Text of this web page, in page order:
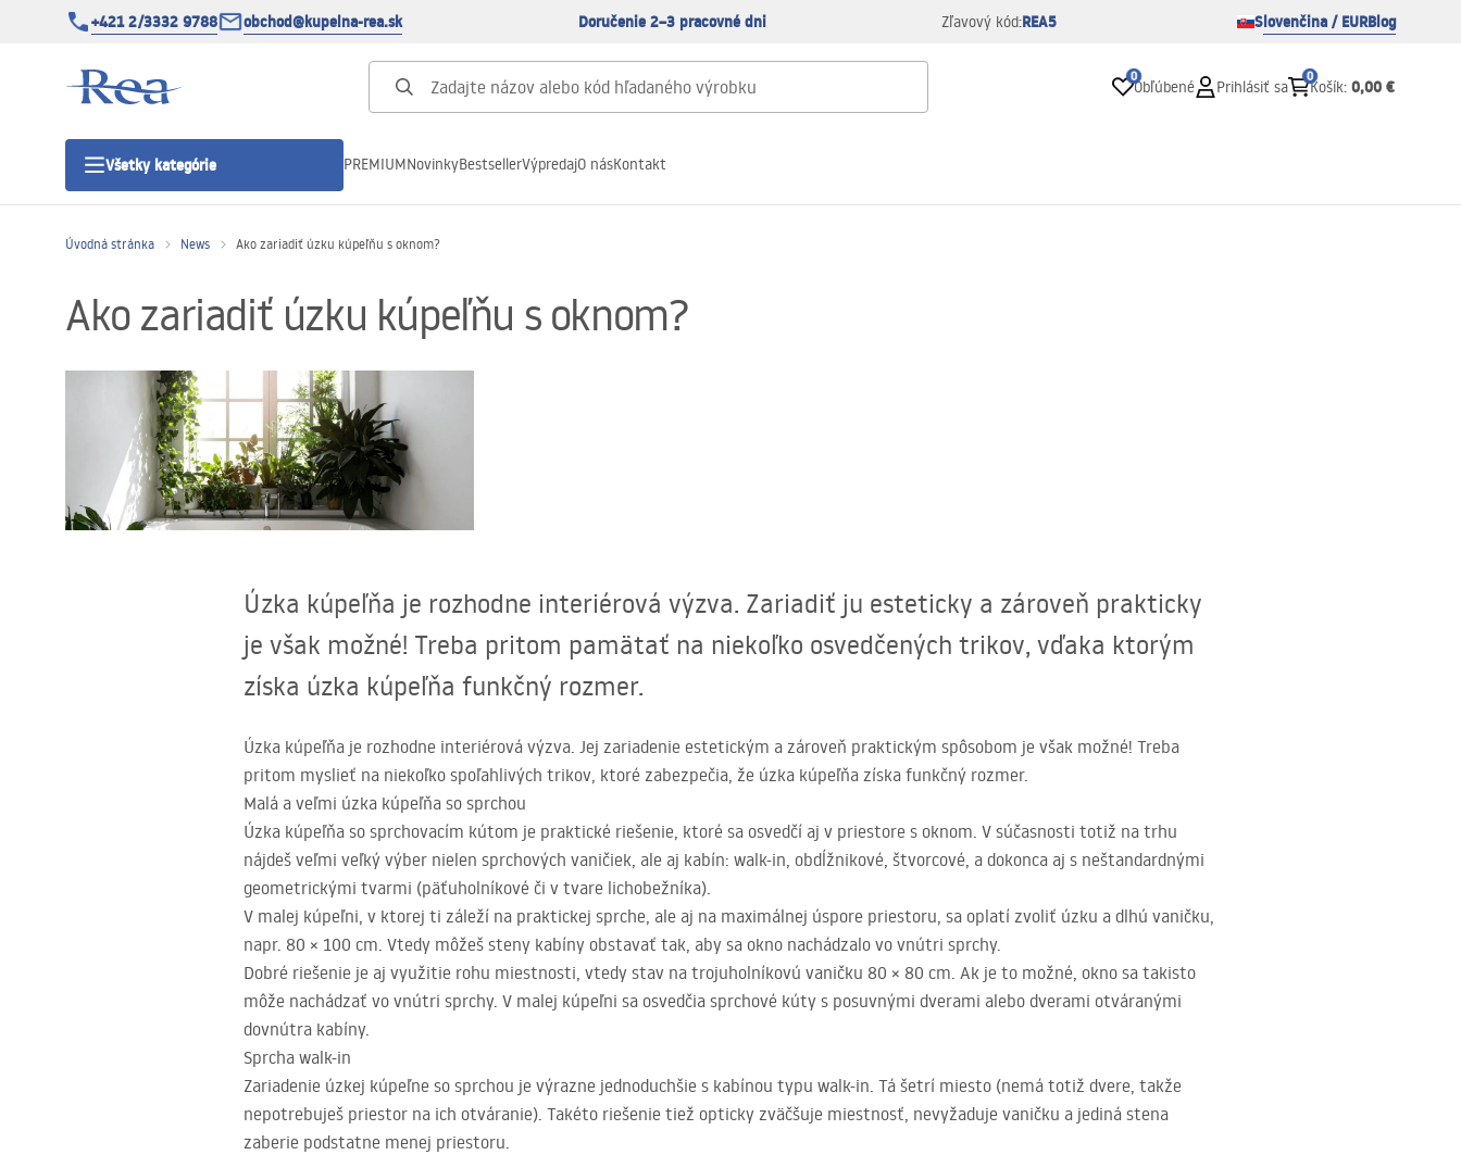
+421 2/3332 9788 obchod@kupelna-rea.sk Doručenie 2–3 pracovné dni Zľavový kód:REA5 Slovenčina / EURBlog
0
Obľúbené Prihlásiť sa
0
Košík: 0,00 €
Všetky kategórie
Sprchové dvere
Sprchové vaničky
Sprchové žľaby
Sanitárna keramika
Kúpeľňové doplnky a nábytok
PREMIUMNovinkyBestsellerVýpredajO násKontakt
Úvodná stránka News Ako zariadiť úzku kúpeľňu s oknom?
Ako zariadiť úzku kúpeľňu s oknom?
Úzka kúpeľňa je rozhodne interiérová výzva. Zariadiť ju esteticky a zároveň prakticky
je však možné! Treba pritom pamätať na niekoľko osvedčených trikov, vďaka ktorým
získa úzka kúpeľňa funkčný rozmer.
Úzka kúpeľňa je rozhodne interiérová výzva. Jej zariadenie estetickým a zároveň praktickým spôsobom je však možné! Treba
pritom myslieť na niekoľko spoľahlivých trikov, ktoré zabezpečia, že úzka kúpeľňa získa funkčný rozmer.
Malá a veľmi úzka kúpeľňa so sprchou
Úzka kúpeľňa so sprchovacím kútom je praktické riešenie, ktoré sa osvedčí aj v priestore s oknom. V súčasnosti totiž na trhu
nájdeš veľmi veľký výber nielen sprchových vaničiek, ale aj kabín: walk-in, obdĺžnikové, štvorcové, a dokonca aj s neštandardnými
geometrickými tvarmi (päťuholníkové či v tvare lichobežníka).
V malej kúpeľni, v ktorej ti záleží na praktickej sprche, ale aj na maximálnej úspore priestoru, sa oplatí zvoliť úzku a dlhú vaničku,
napr. 80 × 100 cm. Vtedy môžeš steny kabíny obstavať tak, aby sa okno nachádzalo vo vnútri sprchy.
Dobré riešenie je aj využitie rohu miestnosti, vtedy stav na trojuholníkovú vaničku 80 × 80 cm. Ak je to možné, okno sa takisto
môže nachádzať vo vnútri sprchy. V malej kúpeľni sa osvedčia sprchové kúty s posuvnými dverami alebo dverami otváranými
dovnútra kabíny.
Sprcha walk-in
Zariadenie úzkej kúpeľne so sprchou je výrazne jednoduchšie s kabínou typu walk-in. Tá šetrí miesto (nemá totiž dvere, takže
nepotrebuješ priestor na ich otváranie). Takéto riešenie tiež opticky zväčšuje miestnosť, nevyžaduje vaničku a jediná stena
zaberie podstatne menej priestoru.